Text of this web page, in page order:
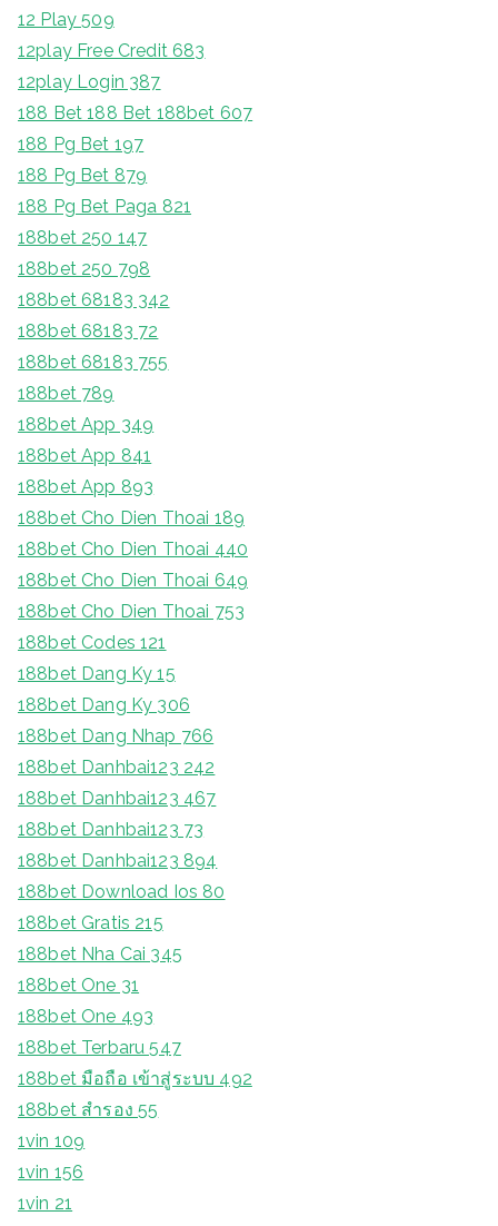
12 Play 509
12play Free Credit 683
12play Login 387
188 Bet 188 Bet 188bet 607
188 Pg Bet 197
188 Pg Bet 879
188 Pg Bet Paga 821
188bet 250 147
188bet 250 798
188bet 68183 342
188bet 68183 72
188bet 68183 755
188bet 789
188bet App 349
188bet App 841
188bet App 893
188bet Cho Dien Thoai 189
188bet Cho Dien Thoai 440
188bet Cho Dien Thoai 649
188bet Cho Dien Thoai 753
188bet Codes 121
188bet Dang Ky 15
188bet Dang Ky 306
188bet Dang Nhap 766
188bet Danhbai123 242
188bet Danhbai123 467
188bet Danhbai123 73
188bet Danhbai123 894
188bet Download Ios 80
188bet Gratis 215
188bet Nha Cai 345
188bet One 31
188bet One 493
188bet Terbaru 547
188bet มือถือ เข้าสู่ระบบ 492
188bet สํารอง 55
1vin 109
1vin 156
1vin 21